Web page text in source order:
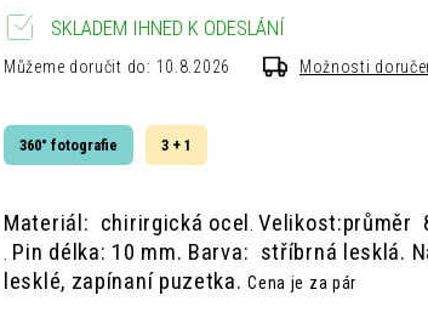
360° fotografie 3 + 1
Materiál: chirirgická ocel Velikost:průměr
Pin délka: 10 mm. Barva: stříbrná lesklá.
lesklé, zapínaní puzetka.Cena je za pár
SKLADEM IHNED K ODESLÁNÍ
Můžeme doručit do: 10.8.2026 Možnosti